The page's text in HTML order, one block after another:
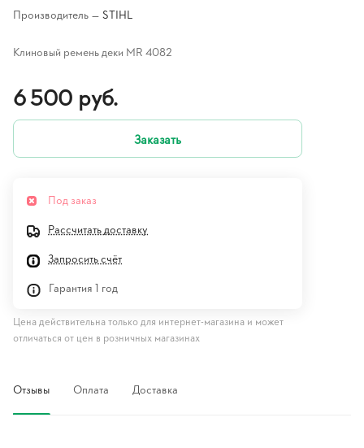
Производитель — STIHL
Клиновый ремень деки MR 4082
6 500 руб.
Заказать
Под заказ
Рассчитать доставку
Запросить счёт
Гарантия 1 год
Цена действительна только для интернет-магазина и может
отличаться от цен в розничных магазинах
Отзывы Оплата Доставка